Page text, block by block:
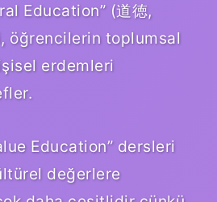
Education” (道徳,
öğrencilerin toplumsal
erdemleri
Education” dersleri
değerlere